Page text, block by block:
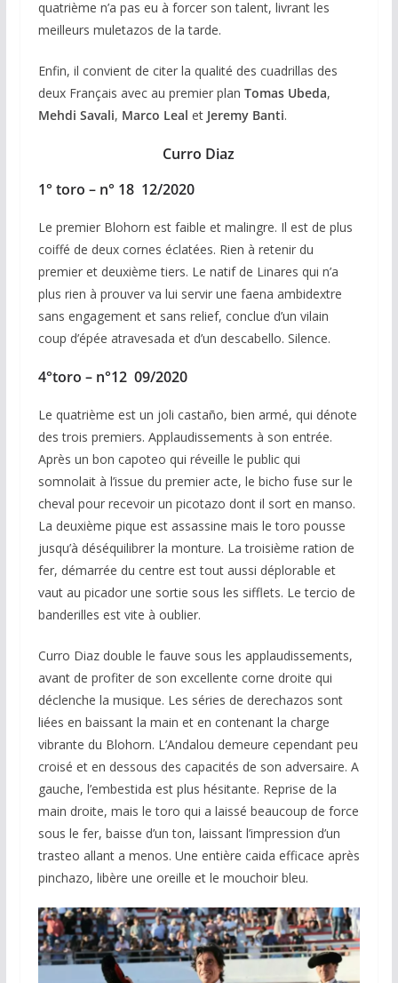
quatrième n’a pas eu à forcer son talent, livrant les
meilleurs muletazos de la tarde.
Enfin, il convient de citer la qualité des cuadrillas des
deux Français avec au premier plan Tomas Ubeda,
Mehdi Savali, Marco Leal etJeremy Banti.
Curro Diaz
1° toro – n° 18 12/2020
Le premier Blohorn est faible et malingre. Il est de plus
coiffé de deux cornes éclatées. Rien à retenir du
premier et deuxième tiers. Le natif de Linares qui n’a
plus rien à prouver va lui servir une faena ambidextre
sans engagement et sans relief, conclue d’un vilain
coup d’épée atravesada et d’un descabello. Silence.
4°toro – n°12 09/2020
Le quatrième est un joli castaño, bien armé, qui dénote
des trois premiers. Applaudissements à son entrée.
Après un bon capoteo qui réveille le public qui
somnolait à l’issue du premier acte, le bicho fuse sur le
cheval pour recevoir un picotazo dont il sort en manso.
La deuxième pique est assassine mais le toro pousse
jusqu’à déséquilibrer la monture. La troisième ration de
fer, démarrée du centre est tout aussi déplorable et
vaut au picador une sortie sous les sifflets. Le tercio de
banderilles est vite à oublier.
Curro Diaz double le fauve sous les applaudissements,
avant de profiter de son excellente corne droite qui
déclenche la musique. Les séries de derechazos sont
liées en baissant la main et en contenant la charge
vibrante du Blohorn. L’Andalou demeure cependant peu
croisé et en dessous des capacités de son adversaire. A
gauche, l’embestida est plus hésitante. Reprise de la
main droite, mais le toro qui a laissé beaucoup de force
sous le fer, baisse d’un ton, laissant l’impression d’un
trasteo allant a menos. Une entière caida efficace après
pinchazo, libère une oreille et le mouchoir bleu.